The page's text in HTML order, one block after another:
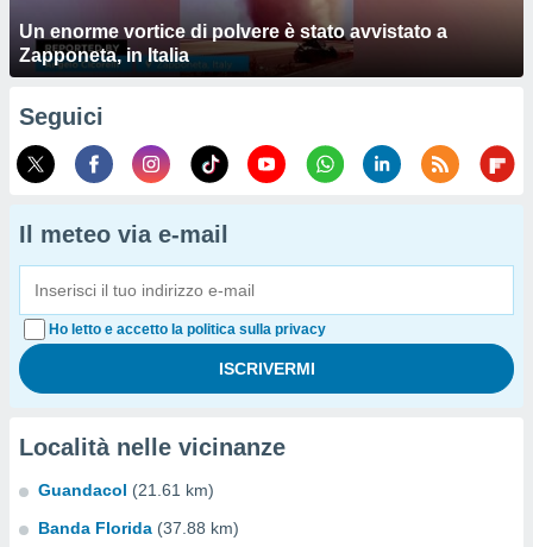
Un enorme vortice di polvere è stato avvistato a
Zapponeta, in Italia
Seguici
Il meteo via e-mail
Ho letto e accetto la politica sulla privacy
Località nelle vicinanze
Guandacol (21.61 km)
Banda Florida (37.88 km)